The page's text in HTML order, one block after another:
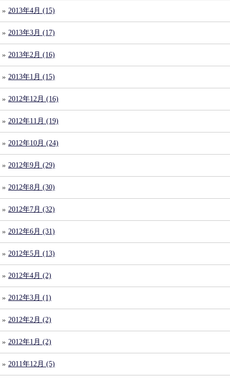
2013年4月 (15)
2013年3月 (17)
2013年2月 (16)
2013年1月 (15)
2012年12月 (16)
2012年11月 (19)
2012年10月 (24)
2012年9月 (29)
2012年8月 (30)
2012年7月 (32)
2012年6月 (31)
2012年5月 (13)
2012年4月 (2)
2012年3月 (1)
2012年2月 (2)
2012年1月 (2)
2011年12月 (5)